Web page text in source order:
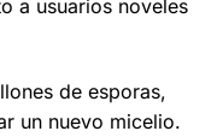
a usuarios noveles
de esporas,
un nuevo micelio.